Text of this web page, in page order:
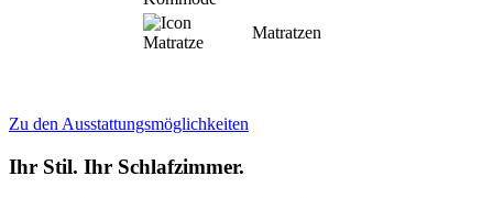
Matratzen
Zu den Ausstattungsmöglichkeiten
Ihr Stil. Ihr Schlafzimmer.